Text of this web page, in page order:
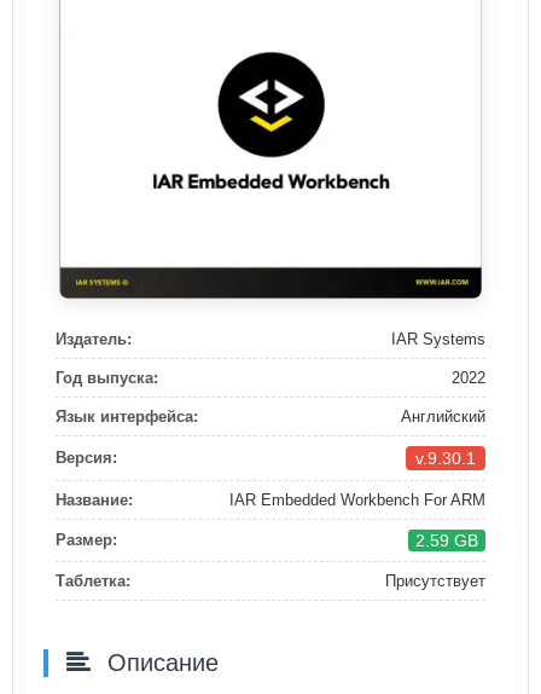
Издатель: IAR Systems
Год выпуска: 2022
Язык интерфейса: Английский
Версия: v.9.30.1
Название: IAR Embedded Workbench For ARM
Размер: 2.59 GB
Таблетка: Присутствует
Описание